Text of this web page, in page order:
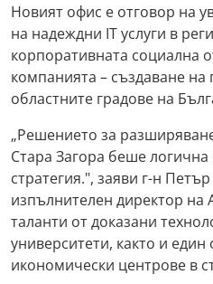
Новият офис е отговор на
на надеждни IT услуги в
корпоративната социална
компанията – създаване
областните градове на
„Решението за
Стара Загора беше
стратегия.", заяви г-н
изпълнителен директор на
таланти от доказани
университети, както и един
икономически центрове в